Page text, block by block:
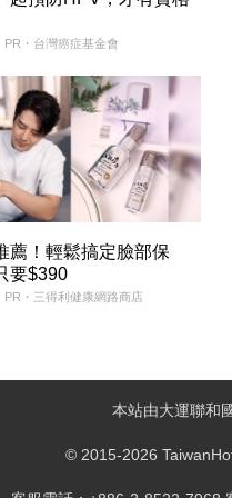
PR・台灣癌症基金會
薦！輕鬆搞定臉部保
要$390
PR・三得利健康網路商店
本站由大運聯和
© 2015-2026